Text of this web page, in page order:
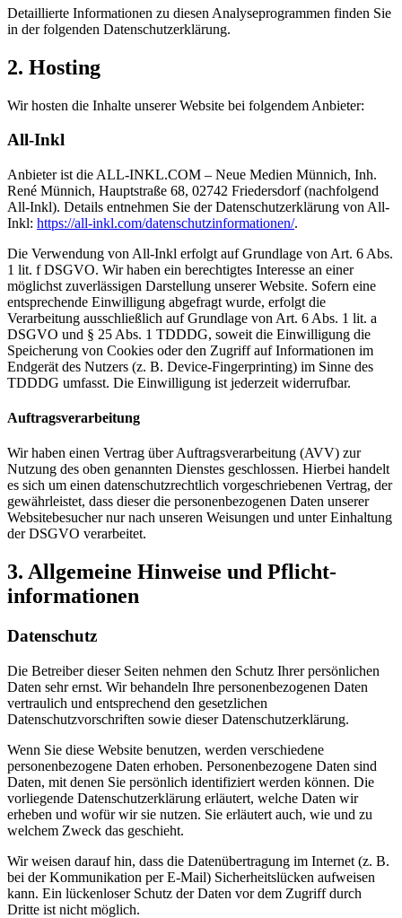
Detaillierte Informationen zu diesen Analyseprogrammen finden Sie
in der folgenden Datenschutzerklärung.
2. Hosting
Wir hosten die Inhalte unserer Website bei folgendem Anbieter:
All-Inkl
Anbieter ist die ALL-INKL.COM – Neue Medien Münnich, Inh.
René Münnich, Hauptstraße 68, 02742 Friedersdorf (nachfolgend
All-Inkl). Details entnehmen Sie der Datenschutzerklärung von All-
Inkl: https://all-inkl.com/datenschutzinformationen/.
Die Verwendung von All-Inkl erfolgt auf Grundlage von Art. 6 Abs.
1 lit. f DSGVO. Wir haben ein berechtigtes Interesse an einer
möglichst zuverlässigen Darstellung unserer Website. Sofern eine
entsprechende Einwilligung abgefragt wurde, erfolgt die
Verarbeitung ausschließlich auf Grundlage von Art. 6 Abs. 1 lit. a
DSGVO und § 25 Abs. 1 TDDDG, soweit die Einwilligung die
Speicherung von Cookies oder den Zugriff auf Informationen im
Endgerät des Nutzers (z. B. Device-Fingerprinting) im Sinne des
TDDDG umfasst. Die Einwilligung ist jederzeit widerrufbar.
Auftragsverarbeitung
Wir haben einen Vertrag über Auftragsverarbeitung (AVV) zur
Nutzung des oben genannten Dienstes geschlossen. Hierbei handelt
es sich um einen datenschutzrechtlich vorgeschriebenen Vertrag, der
gewährleistet, dass dieser die personenbezogenen Daten unserer
Websitebesucher nur nach unseren Weisungen und unter Einhaltung
der DSGVO verarbeitet.
3. Allgemeine Hinweise und Pflicht­
informationen
Datenschutz
Die Betreiber dieser Seiten nehmen den Schutz Ihrer persönlichen
Daten sehr ernst. Wir behandeln Ihre personenbezogenen Daten
vertraulich und entsprechend den gesetzlichen
Datenschutzvorschriften sowie dieser Datenschutzerklärung.
Wenn Sie diese Website benutzen, werden verschiedene
personenbezogene Daten erhoben. Personenbezogene Daten sind
Daten, mit denen Sie persönlich identifiziert werden können. Die
vorliegende Datenschutzerklärung erläutert, welche Daten wir
erheben und wofür wir sie nutzen. Sie erläutert auch, wie und zu
welchem Zweck das geschieht.
Wir weisen darauf hin, dass die Datenübertragung im Internet (z. B.
bei der Kommunikation per E-Mail) Sicherheitslücken aufweisen
kann. Ein lückenloser Schutz der Daten vor dem Zugriff durch
Dritte ist nicht möglich.